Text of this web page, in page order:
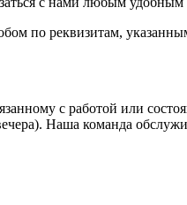
по реквизитам,
с работой или
Наша команда